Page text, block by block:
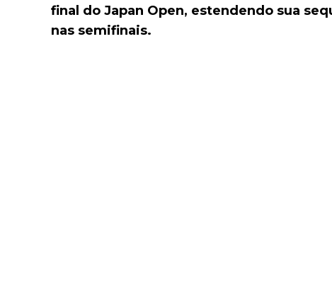
final do Japan Open, estendendo sua
nas semifinais.